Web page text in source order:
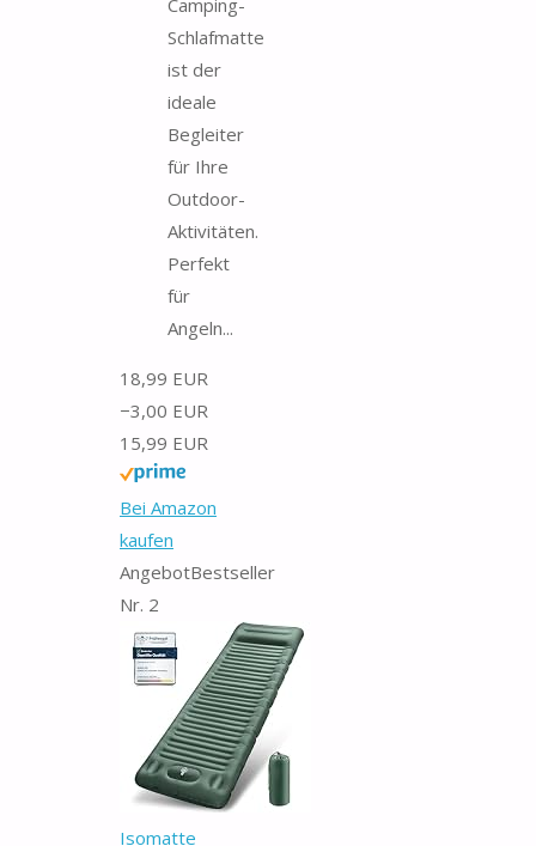
Schlafmatte
ist der
ideale
Begleiter
für Ihre
Outdoor-
Aktivitäten.
Perfekt
für
Angeln...
18,99 EUR
−3,00 EUR
15,99 EUR
Bei Amazon
kaufen
AngebotBestseller
Nr. 2
Isomatte